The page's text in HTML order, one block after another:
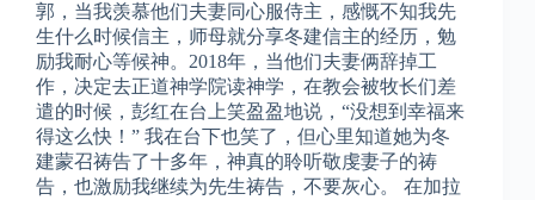
郭，当我羡慕他们夫妻同心服侍主，感慨不知我先
生什么时候信主，师母就分享冬建信主的经历，勉
励我耐心等候神。2018年，当他们夫妻俩辞掉工
作，决定去正道神学院读神学，在教会被牧长们差
遣的时候，彭红在台上笑盈盈地说，“没想到幸福来
得这么快！” 我在台下也笑了，但心里知道她为冬
建蒙召祷告了十多年，神真的聆听敬虔妻子的祷
告，也激励我继续为先生祷告，不要灰心。 在加拉